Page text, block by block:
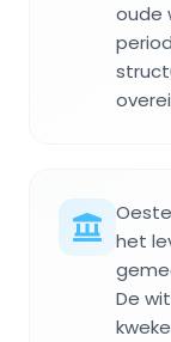
oude
het
De